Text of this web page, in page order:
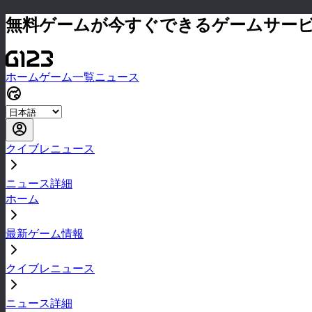
無料ゲームが今すぐできるゲームサー
ホームゲーム一覧ニュース
クイブレニュース
ニュース詳細
ホーム
最新ゲーム情報
クイブレニュース
ニュース詳細